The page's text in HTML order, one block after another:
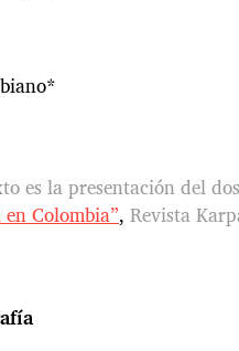
es la presentación del
Colombia”, Revista